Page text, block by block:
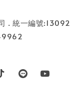
. 統一編號